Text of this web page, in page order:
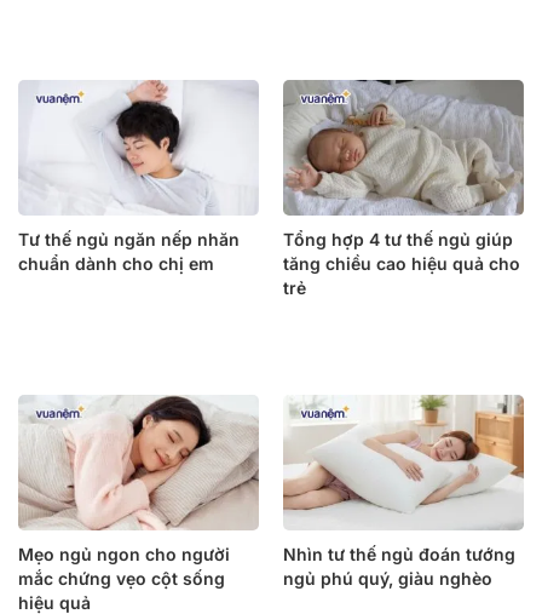
Tư thế ngủ ngăn nếp nhăn
chuẩn dành cho chị em
Tổng hợp 4 tư thế ngủ giúp
tăng chiều cao hiệu quả cho
trẻ
Mẹo ngủ ngon cho người
mắc chứng vẹo cột sống
hiệu quả
Nhìn tư thế ngủ đoán tướng
ngủ phú quý, giàu nghèo